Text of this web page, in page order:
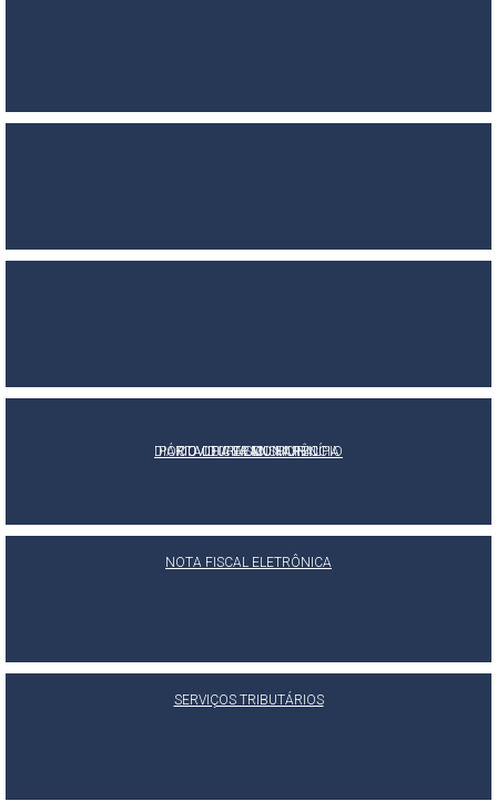
PORTAL DA TRANSPARÊNCIA
E-SIC
OUVIDORIA MUNICIPAL
DIÁRIO OFICIAL DO MUNICÍPIO
NOTA FISCAL ELETRÔNICA
SERVIÇOS TRIBUTÁRIOS